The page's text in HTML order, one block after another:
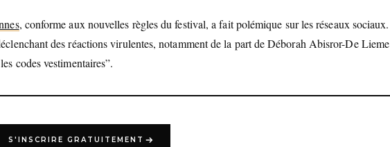
, conforme aux nouvelles règles du festival, a fait polémique sur les réseaux sociaux.
des réactions virulentes, notamment de la part de Déborah Abisror-De Lieme
codes vestimentaires”.
S'INSCRIRE GRATUITEMENT